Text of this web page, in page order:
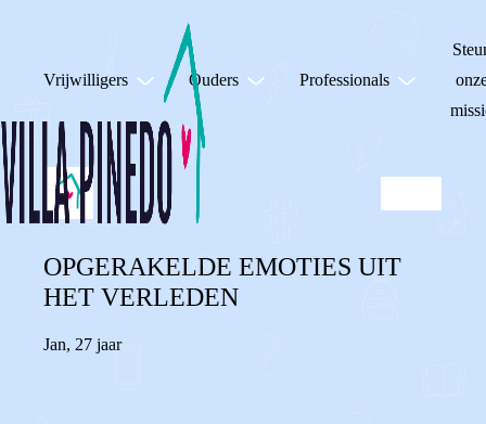
Vrijwilligers Ouders Professionals
OPGERAKELDE EMOTIES UIT
HET VERLEDEN
Jan, 27 jaar